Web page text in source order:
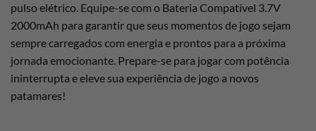
pulso elétrico. Equipe-se com o Bateria Compatível 3.7V
2000mAh para garantir que seus momentos de jogo sejam
sempre carregados com energia e prontos para a próxima
jornada emocionante. Prepare-se para jogar com potência
ininterrupta e eleve sua experiência de jogo a novos
patamares!